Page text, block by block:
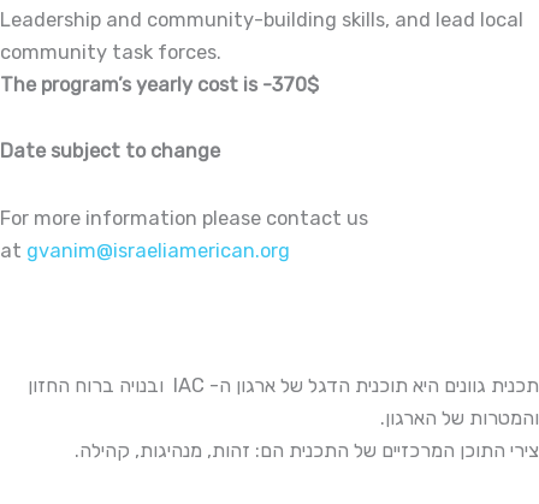
Leadership and community-building skills, and lead local
community task forces.
The program’s yearly cost is -370$
Date subject to change
For more information please contact us
at gvanim@israeliamerican.org
תכנית גוונים היא תוכנית הדגל של ארגון ה- IAC ובנויה ברוח החזון
והמטרות של הארגון.
צירי התוכן המרכזיים של התכנית הם: זהות, מנהיגות, קהילה.